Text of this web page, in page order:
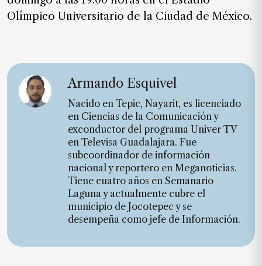
Olímpico Universitario de la Ciudad de México.
Armando Esquivel
Nacido en Tepic, Nayarit, es licenciado
en Ciencias de la Comunicación y
exconductor del programa Univer TV
en Televisa Guadalajara. Fue
subcoordinador de información
nacional y reportero en Meganoticias.
Tiene cuatro años en Semanario
Laguna y actualmente cubre el
municipio de Jocotepec y se
desempeña como jefe de Información.